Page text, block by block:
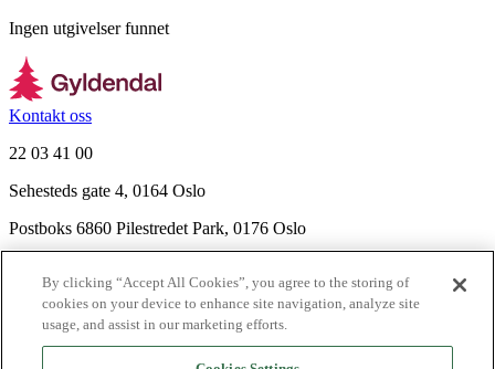
Ingen utgivelser funnet
Kontakt oss
22 03 41 00
Sehesteds gate 4, 0164 Oslo
Postboks 6860 Pilestredet Park, 0176 Oslo
Nyhetsbrev
Ledige stillinger
Send inn manus
By clicking “Accept All Cookies”, you agree to the storing of
cookies on your device to enhance site navigation, analyze site
usage, and assist in our marketing efforts.